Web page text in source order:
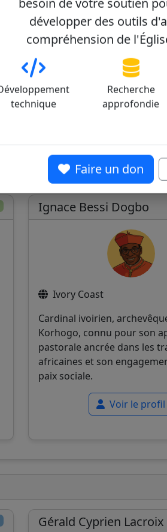
Ignace Bessi Dogbo
Ivory Coast
Cardinal ivoirien,
Korhogo, connu pour son
pastorale ancrée dans les
africaines et son
paix sociale.
Voir le profil
Gérald Cyprien Lacroix
besoin de votre soutien
développer des outils
compréhension de
technique
Recherche
approfondie
Faire un don